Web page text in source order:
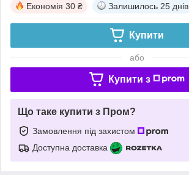
Економія 30 ₴ Залишилось 25 днів
Купити
або
Купити з
Що таке купити з Пром?
Замовлення під захистом
Доступна доставка